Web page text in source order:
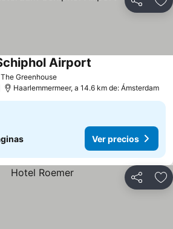
Compartir
Greenhouse
Airport
Haarlemmermeer, a 14.6 km de: Ámsterdam
Ver precios
Compartir